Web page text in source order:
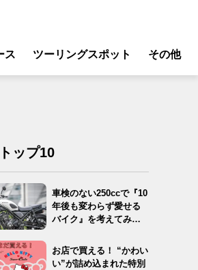
ス ツーリングスポット その他
ップ10
車検のない250ccで『10
年後も変わらず愛せる
バイク』を考えてみ
お店で買える！ “かわい
い”が詰め込まれた特別